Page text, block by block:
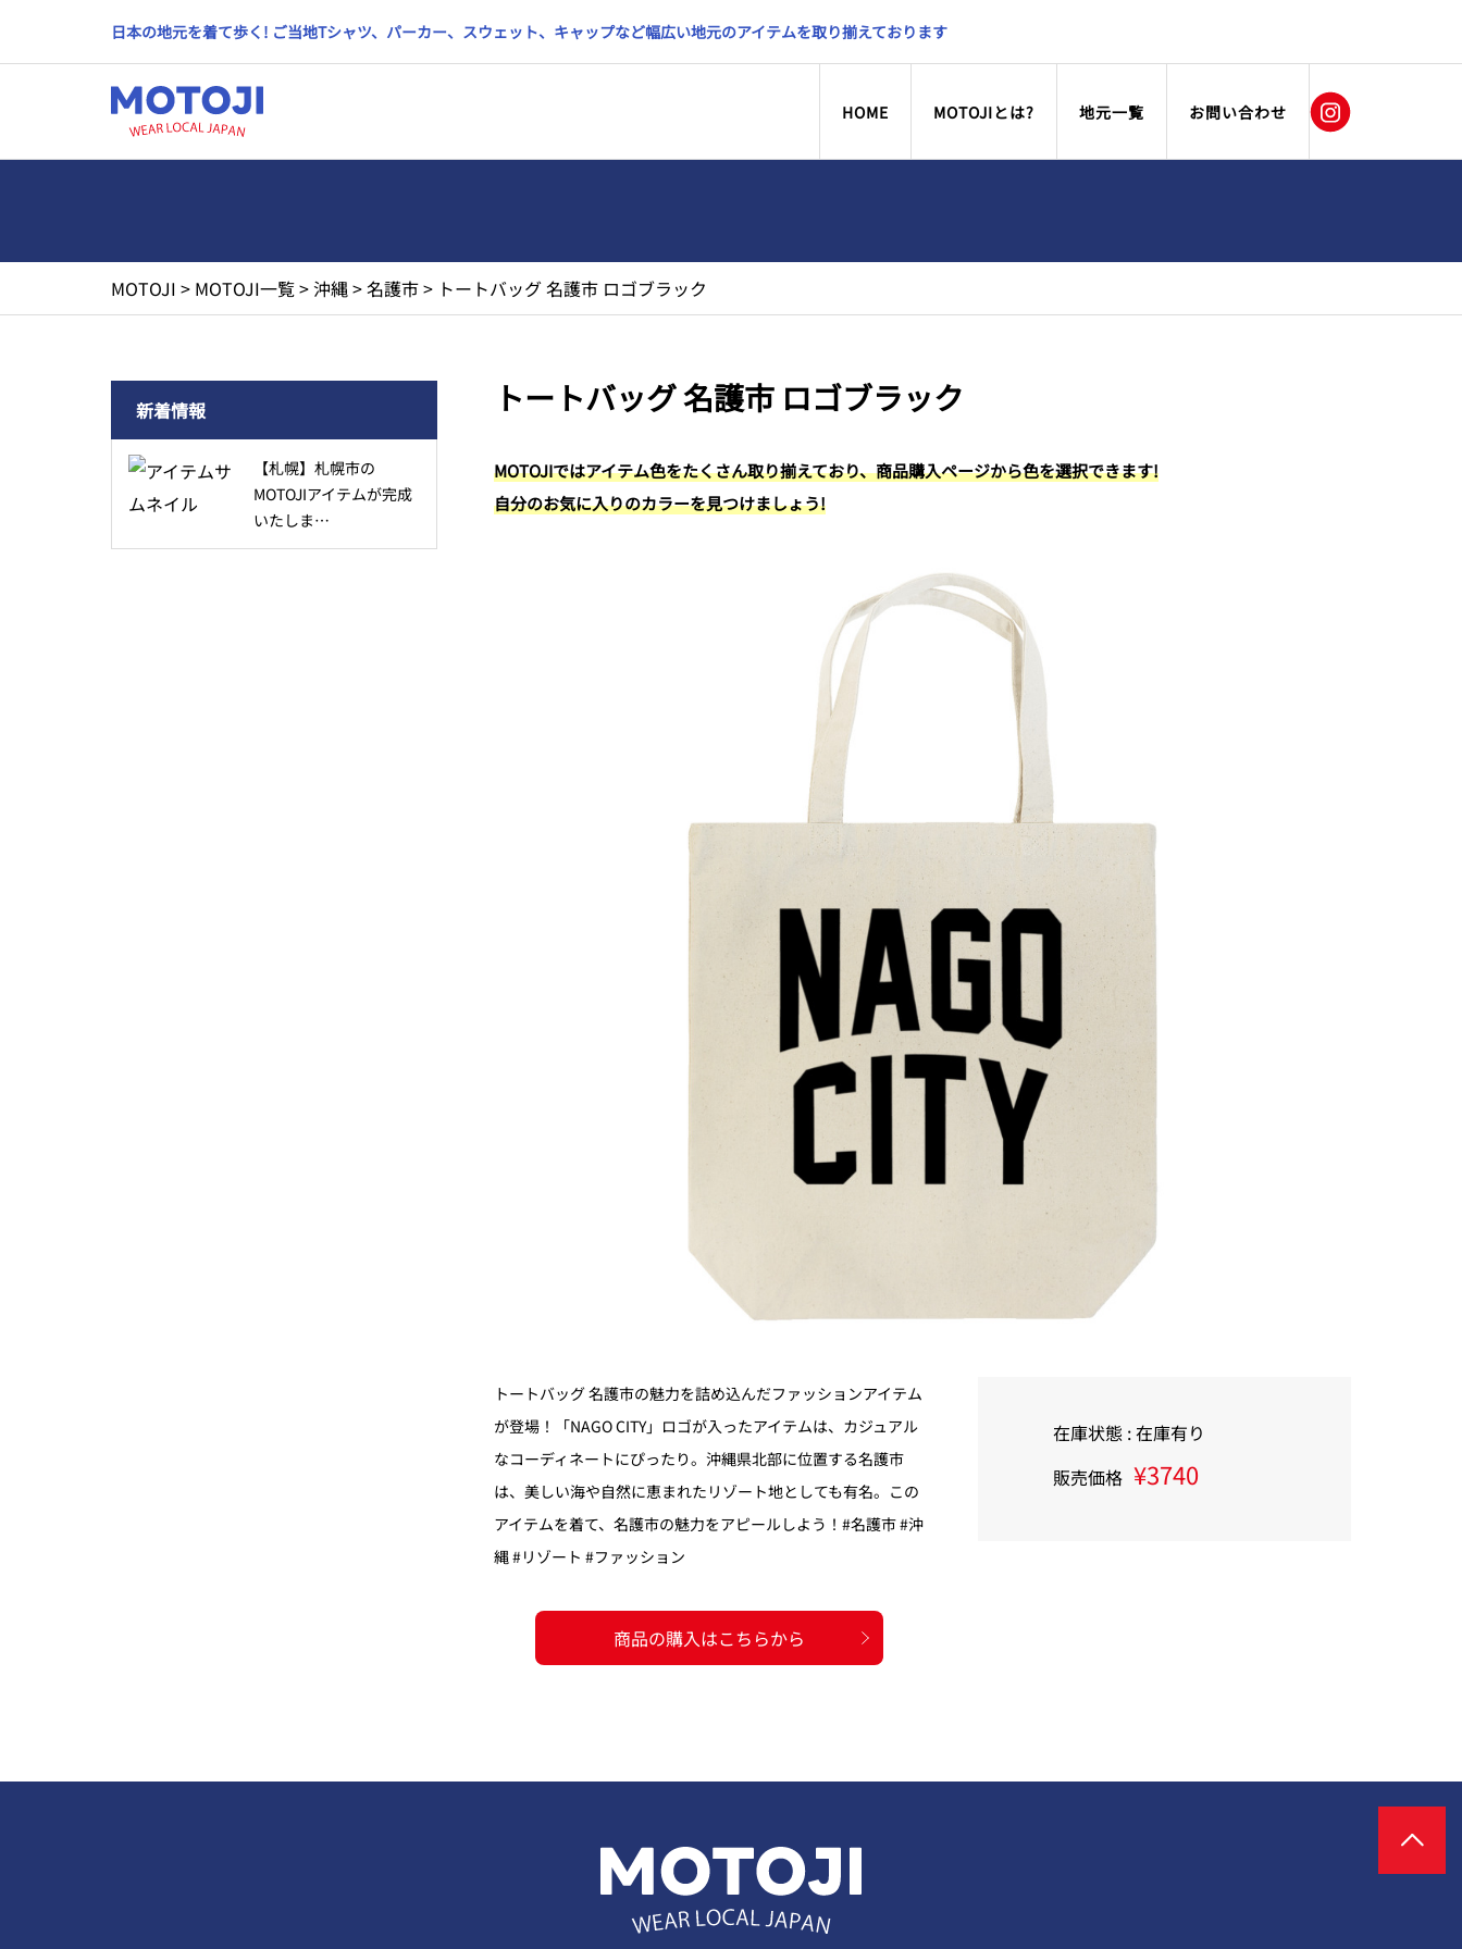
日本の地元を着て歩く! ご当地Tシャツ、パーカー、スウェット、キャップなど幅広い地元のアイテムを取り揃えております
HOME MOTOJIとは? 地元一覧 お問い合わせ
MOTOJI > MOTOJI一覧>沖縄>名護市> トートバッグ 名護市 ロゴブラック
新着情報
【札幌】札幌市の
MOTOJIアイテムが完成
いたしま…
トートバッグ 名護市 ロゴブラック
MOTOJIではアイテム色をたくさん取り揃えており、商品購入ページから色を選択できます!
自分のお気に入りのカラーを見つけましょう!
トートバッグ 名護市の魅力を詰め込んだファッションアイテム
が登場！「NAGO CITY」ロゴが入ったアイテムは、カジュアル
なコーディネートにぴったり。沖縄県北部に位置する名護市
は、美しい海や自然に恵まれたリゾート地としても有名。この
アイテムを着て、名護市の魅力をアピールしよう！#名護市 #沖
縄 #リゾート #ファッション
商品の購入はこちらから
在庫状態 : 在庫有り
販売価格 ¥3740